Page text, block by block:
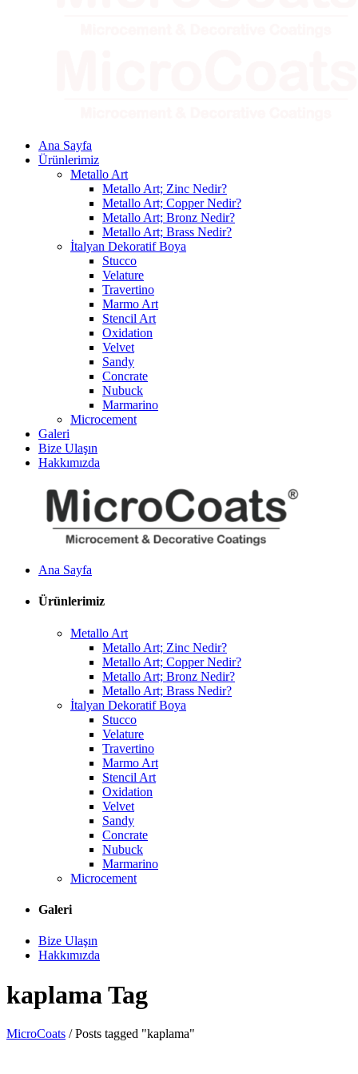
Ana Sayfa
Ürünlerimiz
Metallo Art
Metallo Art; Zinc Nedir?
Metallo Art; Copper Nedir?
Metallo Art; Bronz Nedir?
Metallo Art; Brass Nedir?
İtalyan Dekoratif Boya
Stucco
Velature
Travertino
Marmo Art
Stencil Art
Oxidation
Velvet
Sandy
Concrate
Nubuck
Marmarino
Microcement
Galeri
Bize Ulaşın
Hakkımızda
Ana Sayfa
Ürünlerimiz
Metallo Art
Metallo Art; Zinc Nedir?
Metallo Art; Copper Nedir?
Metallo Art; Bronz Nedir?
Metallo Art; Brass Nedir?
İtalyan Dekoratif Boya
Stucco
Velature
Travertino
Marmo Art
Stencil Art
Oxidation
Velvet
Sandy
Concrate
Nubuck
Marmarino
Microcement
Galeri
Bize Ulaşın
Hakkımızda
kaplama Tag
MicroCoats /Posts tagged "kaplama"